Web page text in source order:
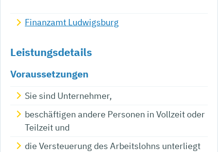
Finanzamt Ludwigsburg
Leistungsdetails
Voraussetzungen
Sie sind Unternehmer,
beschäftigen andere Personen in Vollzeit oder
Teilzeit und
die Versteuerung des Arbeitslohns unterliegt